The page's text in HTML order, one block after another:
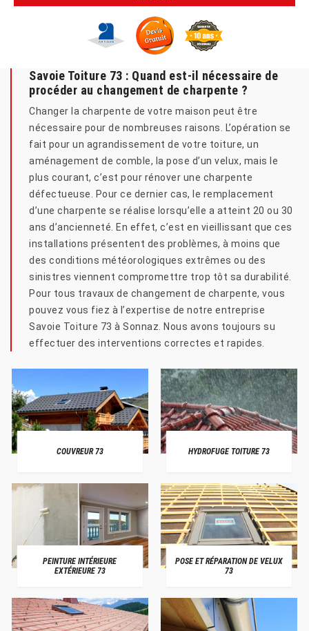
Savoie Toiture 73 : Quand est-il nécessaire de
procéder au changement de charpente ?
Changer la charpente de votre maison peut être
nécessaire pour de nombreuses raisons. L’opération se
fait pour un agrandissement de votre toiture, un
aménagement de comble, la pose d’un velux, mais le
plus courant, c’est pour rénover une charpente
défectueuse. Pour ce dernier cas, le remplacement
d’une charpente se réalise lorsqu’elle a atteint 20 ou 30
ans d’ancienneté. En effet, c’est en vieillissant que ces
installations présentent des problèmes, à moins que
des conditions météorologiques extrêmes ou des
sinistres viennent compromettre trop tôt sa durabilité.
Pour tous travaux de changement de charpente, vous
pouvez vous fiez à l’expertise de notre entreprise
Savoie Toiture 73 à Sonnaz. Nous avons toujours su
effectuer des interventions correctes et rapides.
COUVREUR 73 HYDROFUGE TOITURE 73
PEINTURE INTÉRIEURE
EXTÉRIEURE 73
POSE ET RÉPARATION DE VELUX
73